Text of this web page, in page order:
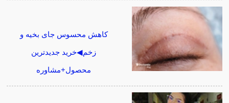
کاهش محسوس جای بخیه و
زخم◀خرید جدیدترین
محصول+مشاوره